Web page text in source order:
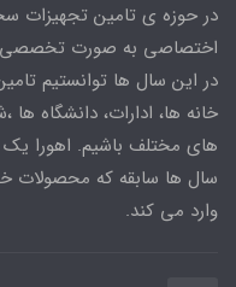
در حوزه ی تامین تجهیزات
اختصاصی به صورت تخصصی
در این سال ها توانستیم
خانه ها، ادارات، دانشگاه
های مختلف باشیم. اهورا
سال ها سابقه که محصولات
وارد می کند.